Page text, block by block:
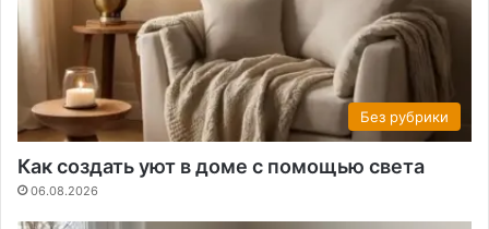
Без рубрики
Как создать уют в доме с помощью света
06.08.2026